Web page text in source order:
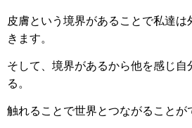
皮膚という境界があることで私達
きます。
そして、境界があるから他を感じ自
る。
触れることで世界とつながることが